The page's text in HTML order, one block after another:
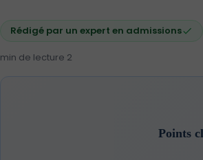
Rédigé par un expert en admissions